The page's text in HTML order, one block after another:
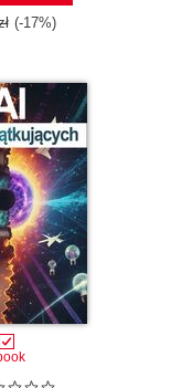
(-17%)